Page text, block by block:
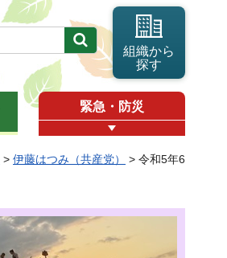
組織から
探す
緊急・防災
> 伊藤はつみ（共産党）
> 令和5年6